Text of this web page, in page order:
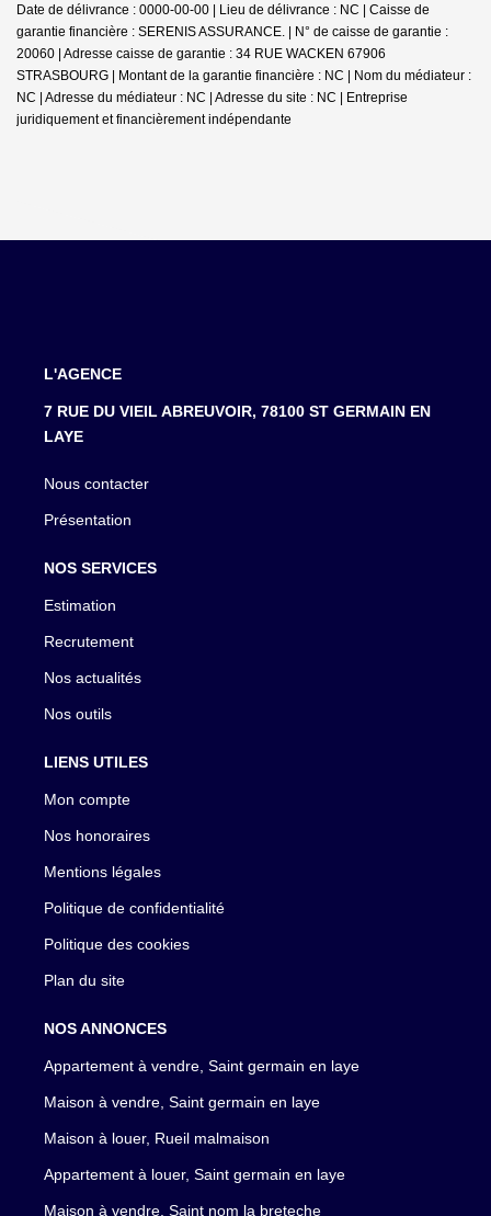
Date de délivrance : 0000-00-00 | Lieu de délivrance : NC | Caisse de
garantie financière : SERENIS ASSURANCE. | N° de caisse de garantie :
20060 | Adresse caisse de garantie : 34 RUE WACKEN 67906
STRASBOURG | Montant de la garantie financière : NC | Nom du médiateur :
NC | Adresse du médiateur : NC | Adresse du site : NC | Entreprise
juridiquement et financièrement indépendante
L'AGENCE
7 RUE DU VIEIL ABREUVOIR, 78100 ST GERMAIN EN
LAYE
Nous contacter
Présentation
NOS SERVICES
Estimation
Recrutement
Nos actualités
Nos outils
LIENS UTILES
Mon compte
Nos honoraires
Mentions légales
Politique de confidentialité
Politique des cookies
Plan du site
NOS ANNONCES
Appartement à vendre, Saint germain en laye
Maison à vendre, Saint germain en laye
Maison à louer, Rueil malmaison
Appartement à louer, Saint germain en laye
Maison à vendre, Saint nom la breteche